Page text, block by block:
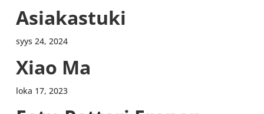
Asia­kas­tuki
syys 24, 2024
Xiao Ma
loka 17, 2023